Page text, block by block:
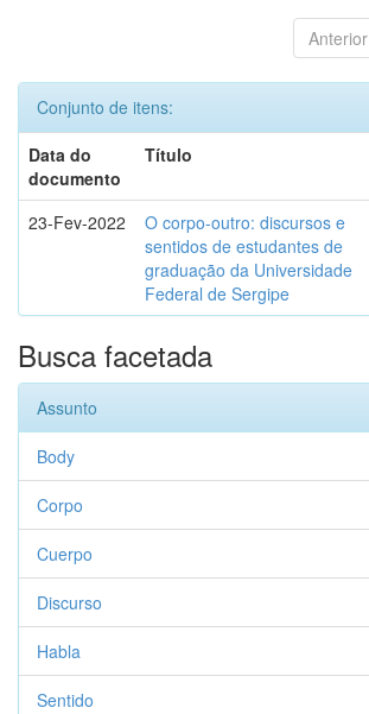
Anterior
Conjunto de itens:
Data do
documento
Título
23-Fev-2022
O corpo-outro: discursos e
sentidos de estudantes de
graduação da Universidade
Federal de Sergipe
Busca facetada
Assunto
Body
Corpo
Cuerpo
Discurso
Habla
Sentido